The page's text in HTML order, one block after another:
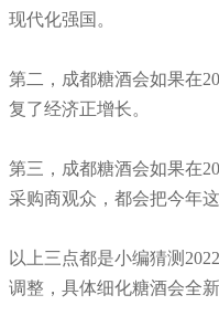
现代化强国。
第二， 成都糖酒会如果在
复了经济正增长。
第三， 成都糖酒会如果在
采购商观众，都会把今年
以上三点都是小编猜测
调整，具体细化糖酒会全